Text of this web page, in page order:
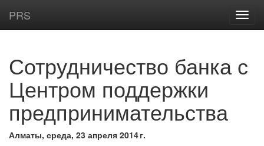
PRS
Сотрудничество банка с
Центром поддержки
предпринимательства
Алматы, среда, 23 апреля 2014 г.